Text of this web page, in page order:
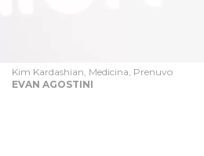
Kim Kardashian, Medicina, Prenuvo
EVAN AGOSTINI